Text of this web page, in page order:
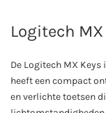
Logitech MX
De Logitech MX
heeft een compact
en verlichte toetsen